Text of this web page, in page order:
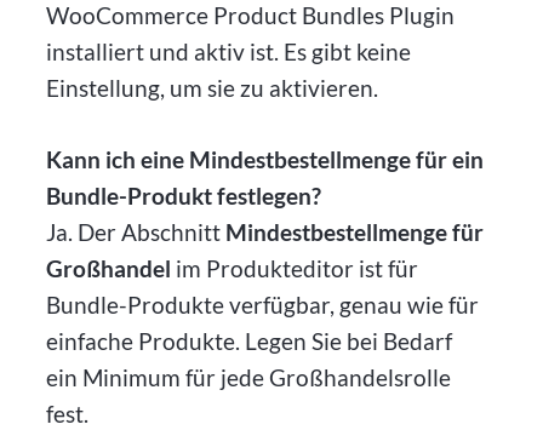
WooCommerce Product Bundles Plugin
installiert und aktiv ist. Es gibt keine
Einstellung, um sie zu aktivieren.
Kann ich eine Mindestbestellmenge für ein
Bundle-Produkt festlegen?
Ja. Der Abschnitt Mindestbestellmenge für
Großhandel im Produkteditor ist für
Bundle-Produkte verfügbar, genau wie für
einfache Produkte. Legen Sie bei Bedarf
ein Minimum für jede Großhandelsrolle
fest.